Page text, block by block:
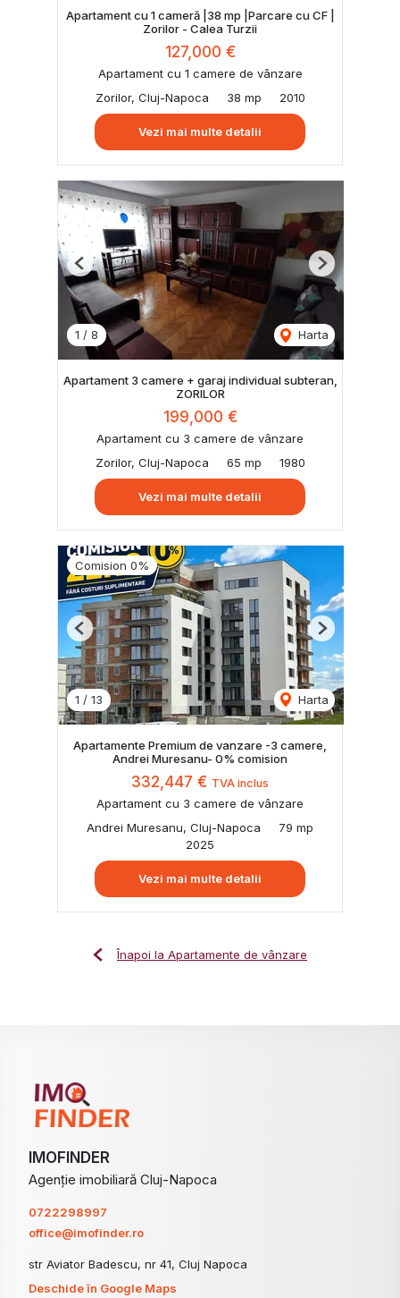
Apartament cu 1 cameră |38 mp |Parcare cu CF |
Zorilor - Calea Turzii
127,000 €
Apartament cu 1 camere de vânzare
Zorilor, Cluj-Napoca
38 mp 2010
Vezi mai multe detalii
1 / 8 Harta
Previous Next
Apartament 3 camere + garaj individual subteran,
ZORILOR
199,000 €
Apartament cu 3 camere de vânzare
Zorilor, Cluj-Napoca
65 mp 1980
Vezi mai multe detalii
Comision 0%
1 / 13 Harta
Previous Next
Apartamente Premium de vanzare -3 camere,
Andrei Muresanu- 0% comision
332,447 € TVA inclus
Apartament cu 3 camere de vânzare
Andrei Muresanu, Cluj-Napoca
79 mp
2025
Vezi mai multe detalii
Înapoi la Apartamente de vânzare
IMOFINDER
Agenție imobiliară Cluj-Napoca
0722298997
office@imofinder.ro
str Aviator Badescu, nr 41, Cluj Napoca
Deschide în Google Maps